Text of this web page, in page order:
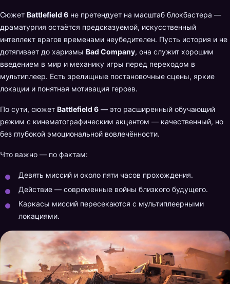
Сюжет Battlefield 6 не претендует на масштаб блокбастера —
драматургия остаётся предсказуемой, искусственный
интеллект врагов временами неубедителен. Пусть история и не
дотягивает до харизмы Bad Company, она служит хорошим
введением в мир и механику игры перед переходом в
мультиплеер. Есть зрелищные постановочные сцены, яркие
локации и понятная мотивация героев.
По сути, сюжет Battlefield 6 — это расширенный обучающий
режим с кинематографическим акцентом — качественный, но
без глубокой эмоциональной вовлечённости.
Что важно — по фактам:
Девять миссий и около пяти часов прохождения.
Действие — современные войны близкого будущего.
Каркасы миссий пересекаются с мультиплеерными
локациями.